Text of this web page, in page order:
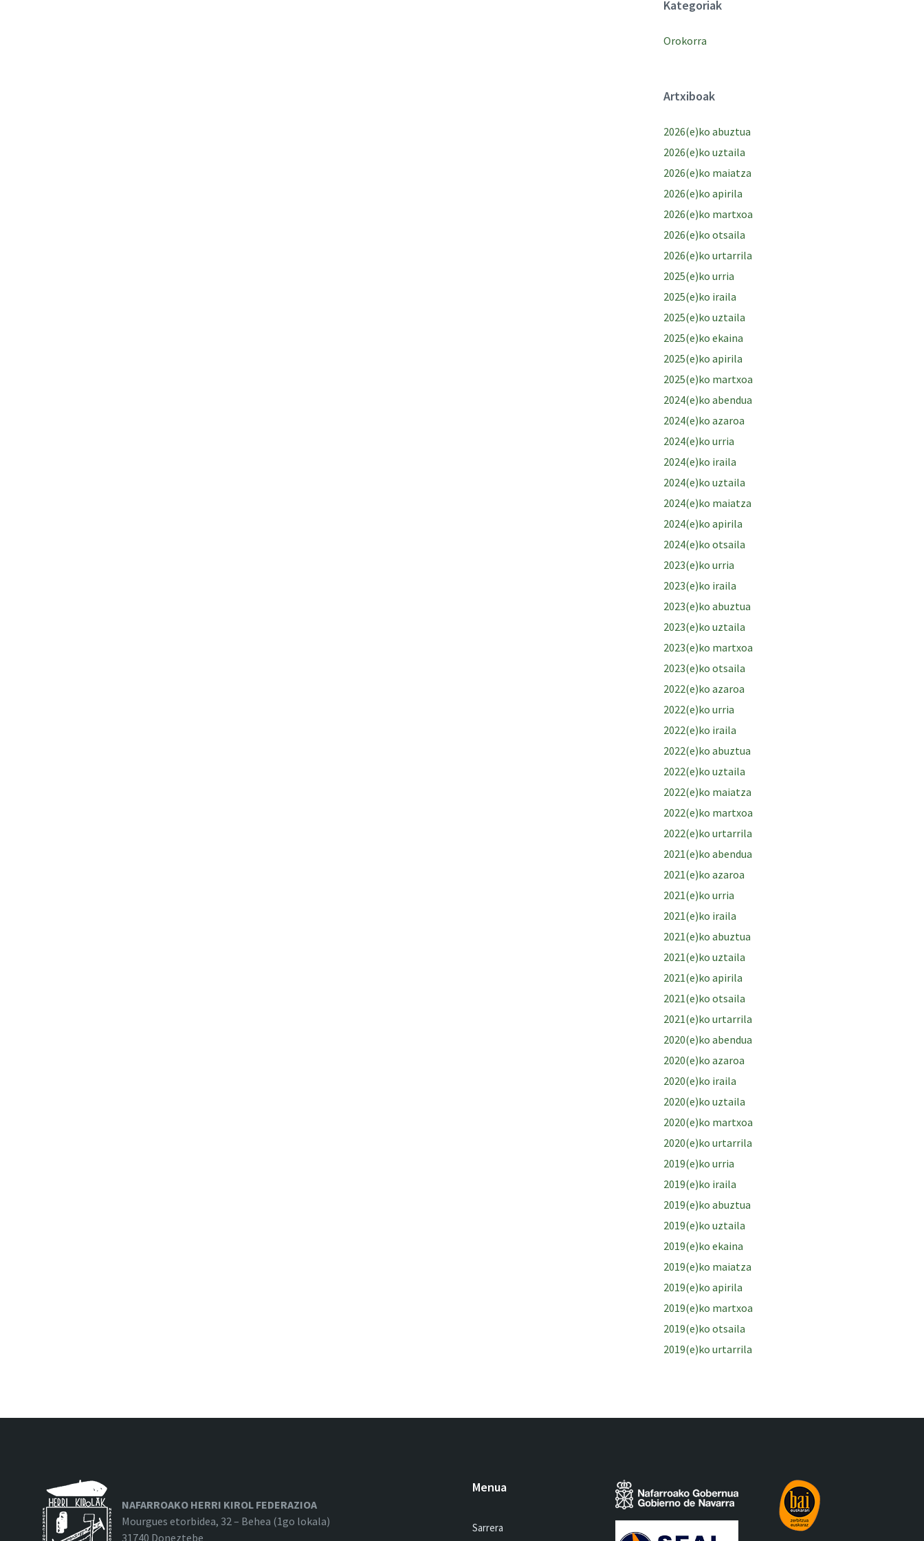
Kategoriak
Orokorra
Artxiboak
2026(e)ko abuztua
2026(e)ko uztaila
2026(e)ko maiatza
2026(e)ko apirila
2026(e)ko martxoa
2026(e)ko otsaila
2026(e)ko urtarrila
2025(e)ko urria
2025(e)ko iraila
2025(e)ko uztaila
2025(e)ko ekaina
2025(e)ko apirila
2025(e)ko martxoa
2024(e)ko abendua
2024(e)ko azaroa
2024(e)ko urria
2024(e)ko iraila
2024(e)ko uztaila
2024(e)ko maiatza
2024(e)ko apirila
2024(e)ko otsaila
2023(e)ko urria
2023(e)ko iraila
2023(e)ko abuztua
2023(e)ko uztaila
2023(e)ko martxoa
2023(e)ko otsaila
2022(e)ko azaroa
2022(e)ko urria
2022(e)ko iraila
2022(e)ko abuztua
2022(e)ko uztaila
2022(e)ko maiatza
2022(e)ko martxoa
2022(e)ko urtarrila
2021(e)ko abendua
2021(e)ko azaroa
2021(e)ko urria
2021(e)ko iraila
2021(e)ko abuztua
2021(e)ko uztaila
2021(e)ko apirila
2021(e)ko otsaila
2021(e)ko urtarrila
2020(e)ko abendua
2020(e)ko azaroa
2020(e)ko iraila
2020(e)ko uztaila
2020(e)ko martxoa
2020(e)ko urtarrila
2019(e)ko urria
2019(e)ko iraila
2019(e)ko abuztua
2019(e)ko uztaila
2019(e)ko ekaina
2019(e)ko maiatza
2019(e)ko apirila
2019(e)ko martxoa
2019(e)ko otsaila
2019(e)ko urtarrila
NAFARROAKO HERRI KIROL FEDERAZIOA
Mourgues etorbidea, 32 – Behea (1go lokala)
31740 Doneztebe
Menua
Sarrera